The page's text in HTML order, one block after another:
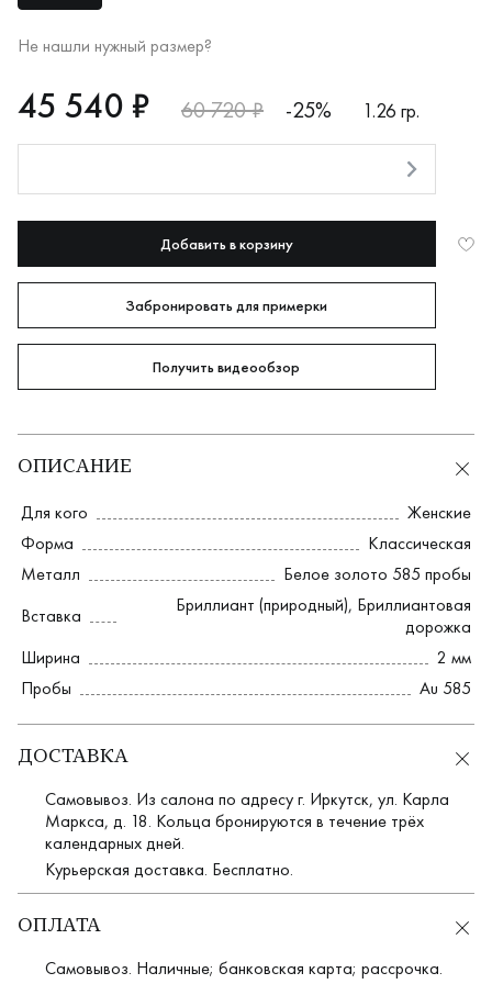
Не нашли нужный размер?
RUB
45540
45 540 ₽ 60 720 ₽ -25%
1.26 гр.
Добавить в корзину
Забронировать для примерки
Получить видеообзор
ОПИСАНИЕ
Для кого
Женские
Форма
Классическая
Металл
Белое золото 585 пробы
Вставка
Бриллиант (природный), Бриллиантовая
дорожка
Ширина
2 мм
Пробы
Au 585
ДОСТАВКА
Самовывоз. Из салона по адресу г. Иркутск, ул. Карла
Маркса, д. 18. Кольца бронируются в течение трёх
календарных дней.
Курьерская доставка. Бесплатно.
ОПЛАТА
Самовывоз. Наличные; банковская карта; рассрочка.